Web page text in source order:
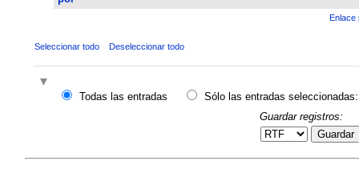
Enlace
Seleccionar todo Deseleccionar todo
Todas las entradas
Sólo las entradas seleccionadas:
Guardar registros:
Guardar